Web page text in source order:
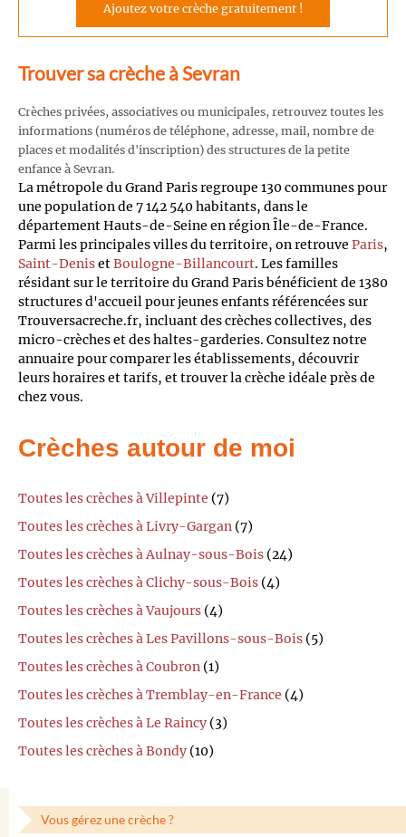
Ajoutez votre crèche gratuitement !
Trouver sa crèche à Sevran
Crèches privées, associatives ou municipales, retrouvez toutes les
informations (numéros de téléphone, adresse, mail, nombre de
places et modalités d'inscription) des structures de la petite
enfance à Sevran.
La métropole du Grand Paris regroupe 130 communes pour
une population de 7 142 540 habitants, dans le
département Hauts-de-Seine en région Île-de-France.
Parmi les principales villes du territoire, on retrouve Paris,
Saint-DenisetBoulogne-Billancourt. Les familles
résidant sur le territoire du Grand Paris bénéficient de 1380
structures d'accueil pour jeunes enfants référencées sur
Trouversacreche.fr, incluant des crèches collectives, des
micro-crèches et des haltes-garderies. Consultez notre
annuaire pour comparer les établissements, découvrir
leurs horaires et tarifs, et trouver la crèche idéale près de
chez vous.
Crèches autour de moi
Toutes les crèches à Villepinte (7)
Toutes les crèches à Livry-Gargan (7)
Toutes les crèches à Aulnay-sous-Bois (24)
Toutes les crèches à Clichy-sous-Bois (4)
Toutes les crèches à Vaujours (4)
Toutes les crèches à Les Pavillons-sous-Bois (5)
Toutes les crèches à Coubron (1)
Toutes les crèches à Tremblay-en-France (4)
Toutes les crèches à Le Raincy (3)
Toutes les crèches à Bondy (10)
Vous gérez une crèche ?